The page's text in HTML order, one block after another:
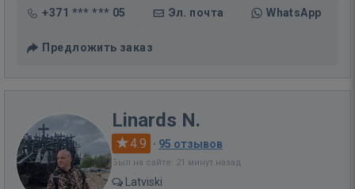
+371 *** *** 05 Эл. почта WhatsApp
Предложить заказ
Linards N.
4.9 · 95 отзывов
Был на сайте: 21 минут назад
Latviski